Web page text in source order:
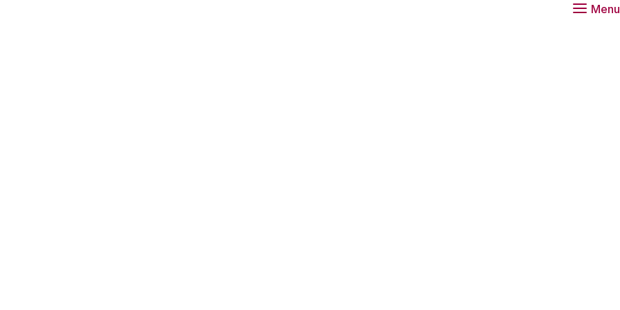
Menu
vereist afspraken
en werknemers